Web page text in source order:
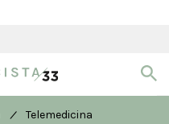
/ Telemedicina